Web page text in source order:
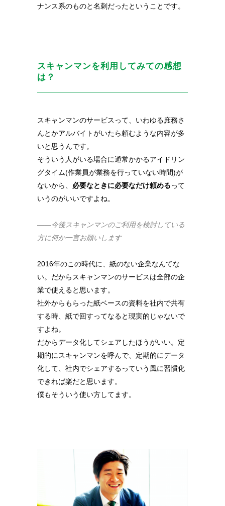
ナンス系のものと名刺だったということです。
スキャンマンを利用してみての感想
は？
スキャンマンのサービスって、いわゆる庶務さ
んとかアルバイトがいたら頼むような内容が多
いと思うんです。
そういう人がいる場合に通常かかるアイドリン
グタイム(作業員が業務を行っていない時間)が
ないから、 必要なときに必要なだけ頼めるって
いうのがいいですよね。
――今後スキャンマンのご利用を検討している
方に何か一言お願いします
2016年のこの時代に、紙のない企業なんてな
い。だからスキャンマンのサービスは全部の企
業で使えると思います。
社外からもらった紙ベースの資料を社内で共有
する時、紙で回すってなると現実的じゃないで
すよね。
だからデータ化してシェアしたほうがいい。 定
期的にスキャンマンを呼んで、定期的にデータ
化して、社内でシェアするっていう風に習慣化
できれば楽だと思います。
僕もそういう使い方してます。